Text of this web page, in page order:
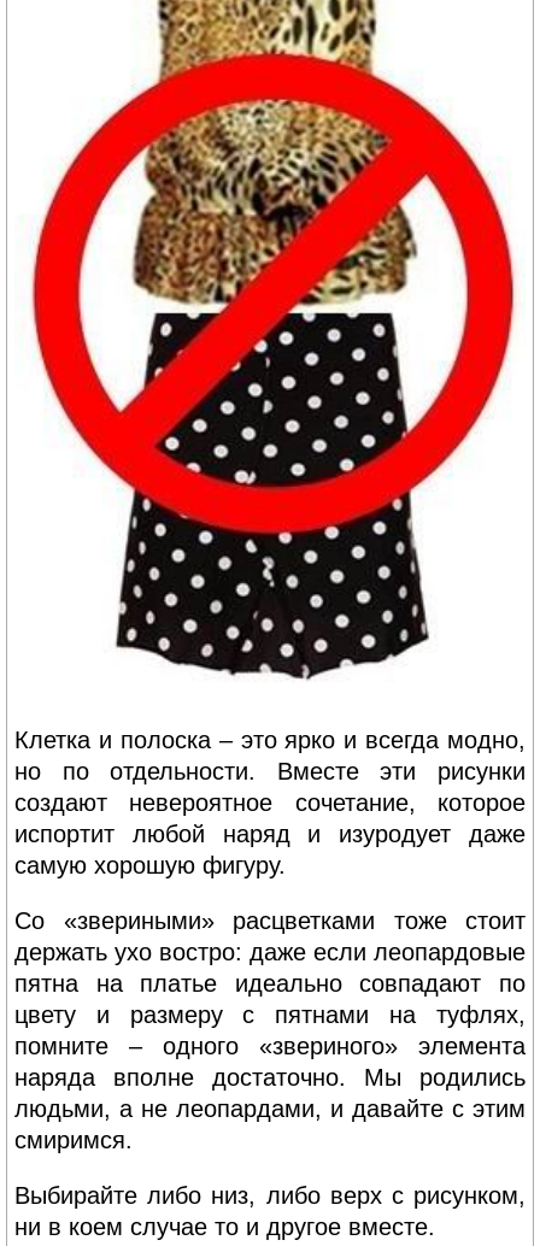
Клетка и полоска – это ярко и всегда модно,
но по отдельности. Вместе эти рисунки
создают невероятное сочетание, которое
испортит любой наряд и изуродует даже
самую хорошую фигуру.
Со «звериными» расцветками тоже стоит
держать ухо востро: даже если леопардовые
пятна на платье идеально совпадают по
цвету и размеру с пятнами на туфлях,
помните – одного «звериного» элемента
наряда вполне достаточно. Мы родились
людьми, а не леопардами, и давайте с этим
смиримся.
Выбирайте либо низ, либо верх с рисунком,
ни в коем случае то и другое вместе.